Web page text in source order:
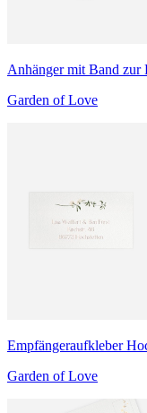
Anhänger mit Band zur
Garden of Love
Empfängeraufkleber
Garden of Love